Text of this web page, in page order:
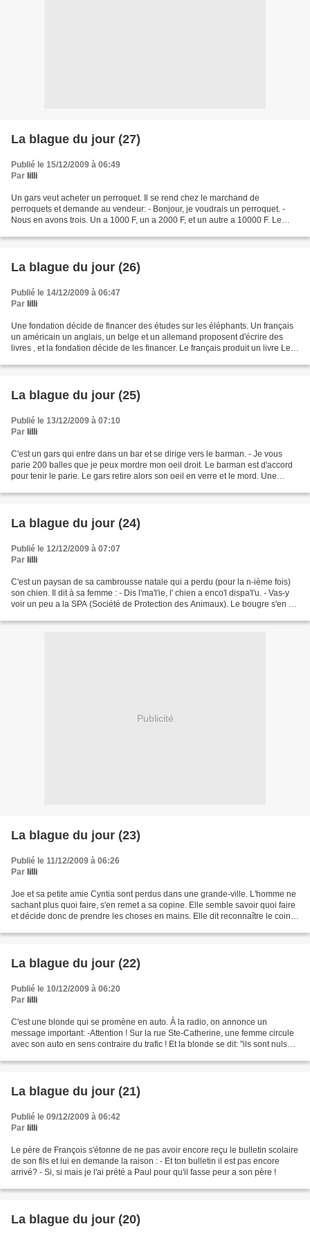
La blague du jour (27)
Publié le 15/12/2009 à 06:49
Par lilli
Un gars veut acheter un perroquet. Il se rend chez le marchand de
perroquets et demande au vendeur: - Bonjour, je voudrais un perroquet. -
Nous en avons trois. Un a 1000 F, un a 2000 F, et un autre a 10000 F. Le
La blague du jour (26)
Publié le 14/12/2009 à 06:47
Par lilli
Une fondation décide de financer des études sur les éléphants. Un français
un américain un anglais, un belge et un allemand proposent d'écrire des
livres , et la fondation décide de les financer. Le français produit un livre Les
La blague du jour (25)
Publié le 13/12/2009 à 07:10
Par lilli
C'est un gars qui entre dans un bar et se dirige vers le barman. - Je vous
parie 200 balles que je peux mordre mon oeil droit. Le barman est d'accord
pour tenir le parie. Le gars retire alors son oeil en verre et le mord. Une
La blague du jour (24)
Publié le 12/12/2009 à 07:07
Par lilli
C'est un paysan de sa cambrousse natale qui a perdu (pour la n-ième fois)
son chien. Il dit à sa femme : - Dis l'ma'l'ie, l' chien a enco'l dispa'l'u. - Vas-y
voir un peu a la SPA (Société de Protection des Animaux). Le bougre s'en va
Publicité
La blague du jour (23)
Publié le 11/12/2009 à 06:26
Par lilli
Joe et sa petite amie Cyntia sont perdus dans une grande-ville. L'homme ne
sachant plus quoi faire, s'en remet a sa copine. Elle semble savoir quoi faire
et décide donc de prendre les choses en mains. Elle dit reconnaître le coin,
La blague du jour (22)
Publié le 10/12/2009 à 06:20
Par lilli
C'est une blonde qui se promène en auto. À la radio, on annonce un
message important: -Attention ! Sur la rue Ste-Catherine, une femme circule
avec son auto en sens contraire du trafic ! Et la blonde se dit: "ils sont nuls
La blague du jour (21)
Publié le 09/12/2009 à 06:42
Par lilli
Le père de François s'étonne de ne pas avoir encore reçu le bulletin scolaire
de son fils et lui en demande la raison : - Et ton bulletin il est pas encore
arrivé? - Si, si mais je l'ai prété a Paul pour qu'il fasse peur a son père !
La blague du jour (20)